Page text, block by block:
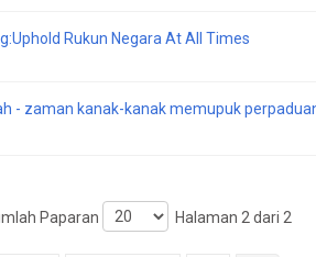
Rukun Negara At All Times
- zaman kanak-kanak memupuk
Paparan Halaman 2 dari 2